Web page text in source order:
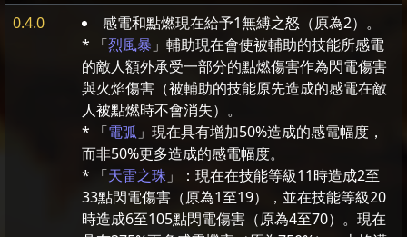
0.4.0
感電和點燃現在給予1無縛之怒（原為2）。
* 「烈風暴 」輔助現在會使被輔助的技能所感電
的敵人額外承受一部分的點燃傷害作為閃電傷害
與火焰傷害（被輔助的技能原先造成的感電在敵
人被點燃時不會消失）。
* 「電弧 」現在具有增加50%造成的感電幅度，
而非50%更多造成的感電幅度。
* 「天雷之珠 」：現在在技能等級11時造成2至
33點閃電傷害（原為1至19），並在技能等級20
時造成6至105點閃電傷害（原為4至70）。現在